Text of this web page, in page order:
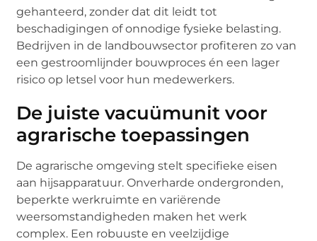
gehanteerd, zonder dat dit leidt tot
beschadigingen of onnodige fysieke belasting.
Bedrijven in de landbouwsector profiteren zo van
een gestroomlijnder bouwproces én een lager
risico op letsel voor hun medewerkers.
De juiste vacuümunit voor
agrarische toepassingen
De agrarische omgeving stelt specifieke eisen
aan hijsapparatuur. Onverharde ondergronden,
beperkte werkruimte en variërende
weersomstandigheden maken het werk
complex. Een robuuste en veelzijdige